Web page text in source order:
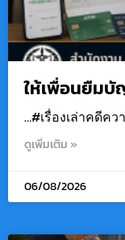
ให้เพื่อนยืม
…#เรื่องเล่าคดีค
ดูเพิ่มเติม »
06/08/2026